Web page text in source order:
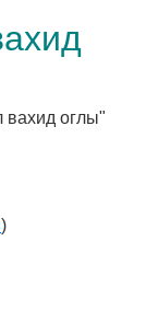
вахид оглы"
)